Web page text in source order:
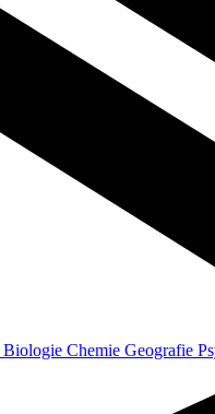
Biologie Chemie Geografie